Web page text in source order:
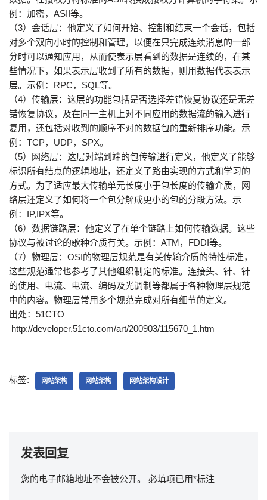
例：加密，ASII等。
（3）会话层：他定义了如何开始、控制和结束一个会话，包括
对多个双向小时的控制和管理，以便在只完成连续消息的一部
分时可以通知应用，从而使表示层看到的数据是连续的，在某
些情况下，如果表示层收到了所有的数据，则用数据代表表示
层。示例：RPC，SQL等。
（4）传输层：这层的功能包括是否选择差错恢复协议还是无差
错恢复协议，及在同一主机上对不同应用的数据流的输入进行
复用，还包括对收到的顺序不对的数据包的重新排序功能。示
例：TCP，UDP，SPX。
（5）网络层：这层对端到端的包传输进行定义，他定义了能够
标识所有结点的逻辑地址，还定义了路由实现的方式和学习的
方式。为了适应最大传输单元长度小于包长度的传输介质，网
络层还定义了如何将一个包分解成更小的包的分段方法。示
例：IP,IPX等。
（6）数据链路层：他定义了在单个链路上如何传输数据。这些
协议与被讨论的歌种介质有关。示例：ATM，FDDI等。
（7）物理层：OSI的物理层规范是有关传输介质的特性标准，
这些规范通常也参考了其他组织制定的标准。连接头、针、针
的使用、电流、电流、编码及光调制等都属于各种物理层规范
中的内容。物理层常用多个规范完成对所有细节的定义。
出处：51CTO
http://developer.51cto.com/art/200903/115670_1.htm
标签: 网站架构 网站架构 网站架构设计
发表回复
您的电子邮箱地址不会被公开。 必填项已用*标注